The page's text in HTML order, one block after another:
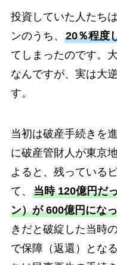
投資していた人たち
ンのうち、 20％程度
てしまったのです。
なんですが、実は大
す。
当初は破産手続きを
に破産管財人が東京
よると、残っている
て、 当時 120億円だ
ン）が 600億円にな
きだと破綻した当時
で保障（返還）とな